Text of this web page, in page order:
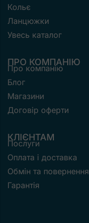
Кольє
Ланцюжки
Увесь каталог
ПРО КОМПАНІЮ
Про компанію
Блог
Магазини
Договір оферти
КЛІЄНТАМ
Послуги
Оплата і доставка
Обмін та повернення
Гарантія